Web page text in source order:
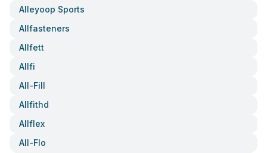
Alleyoop Sports
Allfasteners
Allfett
Allfi
All-Fill
Allfithd
Allflex
All-Flo